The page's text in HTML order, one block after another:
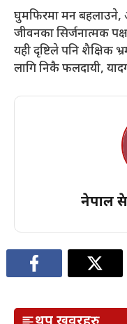
घुमफिरमा मन बहलाउने,
जीवनका सिर्जनात्मक
यही दृष्टिले पनि शैक्षिक
लागि निकै फलदायी,
नेपाल